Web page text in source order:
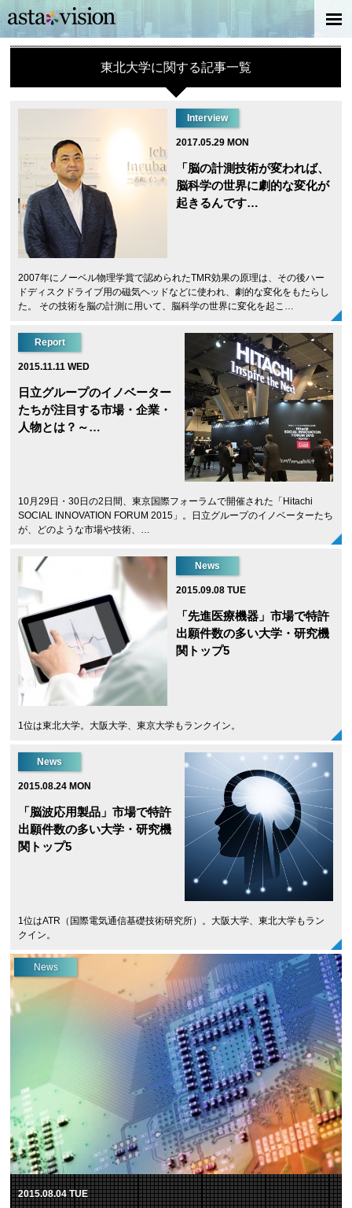
東北大学に関する記事一覧
Interview
2017.05.29 MON
「脳の計測技術が変われば、
脳科学の世界に劇的な変化が
起きるんです…
2007年にノーベル物理学賞で認められたTMR効果の原理は、その後ハー
ドディスクドライブ用の磁気ヘッドなどに使われ、劇的な変化をもたらし
た。 その技術を脳の計測に用いて、脳科学の世界に変化を起こ…
Report
2015.11.11 WED
日立グループのイノベーター
たちが注目する市場・企業・
人物とは？～…
10月29日・30日の2日間、東京国際フォーラムで開催された「Hitachi
SOCIAL INNOVATION FORUM 2015」。日立グループのイノベーターたち
が、どのような市場や技術、…
News
2015.09.08 TUE
「先進医療機器」市場で特許
出願件数の多い大学・研究機
関トップ5
1位は東北大学。大阪大学、東京大学もランクイン。
News
2015.08.24 MON
「脳波応用製品」市場で特許
出願件数の多い大学・研究機
関トップ5
1位はATR（国際電気通信基礎技術研究所）。大阪大学、東北大学もラン
クイン。
News
2015.08.04 TUE